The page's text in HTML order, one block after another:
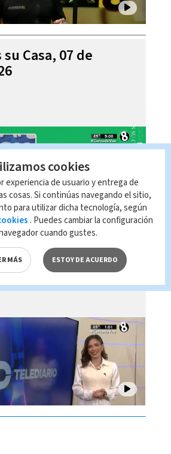
su Casa, 07 de
En Directo con Paula
de agosto 2026
cookies
experiencia de usuario y entrega de
cosas. Si continúas navegando el sitio,
para utilizar dicha tecnología, según
. Puedes cambiar la configuración
cuando gustes.
MÁS ESTOY DE ACUERDO